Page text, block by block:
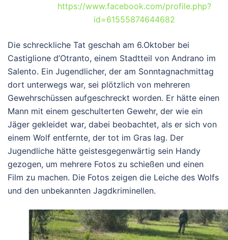
https://www.facebook.com/profile.php?
id=61555874644682
Die schreckliche Tat geschah am 6.Oktober bei
Castiglione d’Otranto, einem Stadtteil von Andrano im
Salento. Ein Jugendlicher, der am Sonntagnachmittag
dort unterwegs war, sei plötzlich von mehreren
Gewehrschüssen aufgeschreckt worden. Er hätte einen
Mann mit einem geschulterten Gewehr, der wie ein
Jäger gekleidet war, dabei beobachtet, als er sich von
einem Wolf entfernte, der tot im Gras lag. Der
Jugendliche hätte geistesgegenwärtig sein Handy
gezogen, um mehrere Fotos zu schießen und einen
Film zu machen. Die Fotos zeigen die Leiche des Wolfs
und den unbekannten Jagdkriminellen.